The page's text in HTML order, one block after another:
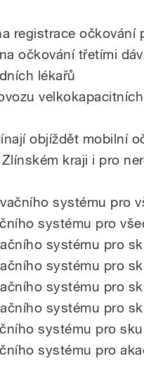
registrace očkování
očkování třetími
lékařů
objíždět mobilní
kraji i pro
systému pro
systému pro
systému pro
systému pro
systému pro
systému pro
systému pro
systému pro